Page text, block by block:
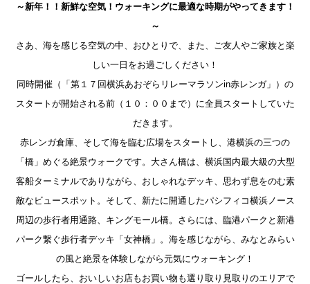
～新年！！新鮮な空気！ウォーキングに最適な時期がやってきます！
～
さあ、海を感じる空気の中、おひとりで、また、ご友人やご家族と楽
しい一日をお過ごしください！
同時開催（「第１７回横浜あおぞらリレーマラソンin赤レンガ」）の
スタートが開始される前（１０：００まで）に全員スタートしていた
だきます。
赤レンガ倉庫、そして海を臨む広場をスタートし、港横浜の三つの
「橋」めぐる絶景ウォークです。大さん橋は、横浜国内最大級の大型
客船ターミナルでありながら、おしゃれなデッキ、思わず息をのむ素
敵なビュースポット。そして、新たに開通したパシフィコ横浜ノース
周辺の歩行者用通路、キングモール橋。さらには、臨港パークと新港
パーク繋ぐ歩行者デッキ「女神橋」。海を感じながら、みなとみらい
の風と絶景を体験しながら元気にウォーキング！
ゴールしたら、おいしいお店もお買い物も選り取り見取りのエリアで